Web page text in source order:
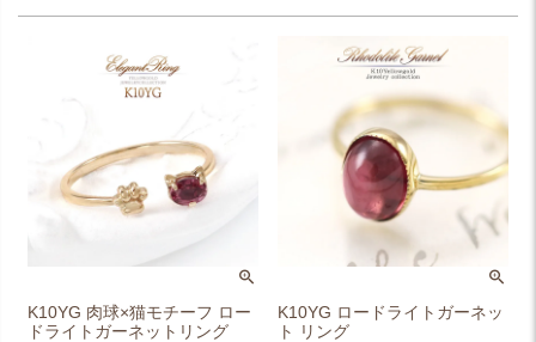
K10YG 肉球×猫モチーフ ロー
ドライトガーネットリング
K10YG ロードライトガーネッ
ト リング